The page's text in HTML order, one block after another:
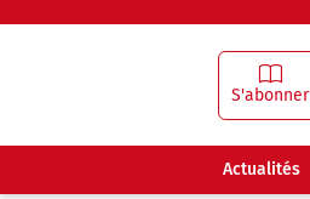
S'abonner
Actualités